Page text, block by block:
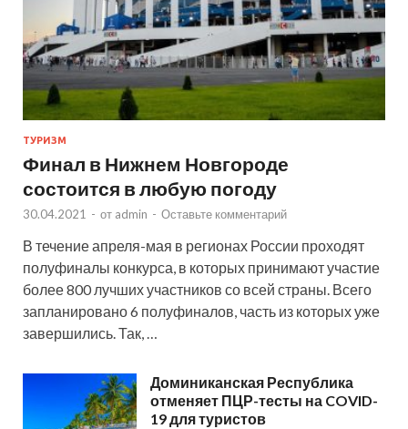
ТУРИЗМ
Финал в Нижнем Новгороде
состоится в любую погоду
30.04.2021 - от admin - Оставьте комментарий
В течение апреля-мая в регионах России проходят
полуфиналы конкурса, в которых принимают участие
более 800 лучших участников со всей страны. Всего
запланировано 6 полуфиналов, часть из которых уже
завершились. Так, …
Доминиканская Республика
отменяет ПЦР-тесты на COVID-
19 для туристов